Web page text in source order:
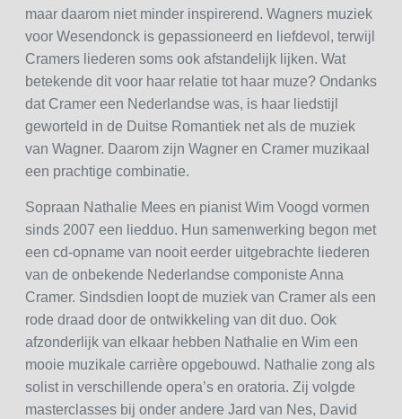
maar daarom niet minder inspirerend. Wagners muziek
voor Wesendonck is gepassioneerd en liefdevol, terwijl
Cramers liederen soms ook afstandelijk lijken. Wat
betekende dit voor haar relatie tot haar muze? Ondanks
dat Cramer een Nederlandse was, is haar liedstijl
geworteld in de Duitse Romantiek net als de muziek
van Wagner. Daarom zijn Wagner en Cramer muzikaal
een prachtige combinatie.
Sopraan Nathalie Mees en pianist Wim Voogd vormen
sinds 2007 een liedduo. Hun samenwerking begon met
een cd-opname van nooit eerder uitgebrachte liederen
van de onbekende Nederlandse componiste Anna
Cramer. Sindsdien loopt de muziek van Cramer als een
rode draad door de ontwikkeling van dit duo. Ook
afzonderlijk van elkaar hebben Nathalie en Wim een
mooie muzikale carrière opgebouwd. Nathalie zong als
solist in verschillende opera’s en oratoria. Zij volgde
masterclasses bij onder andere Jard van Nes, David